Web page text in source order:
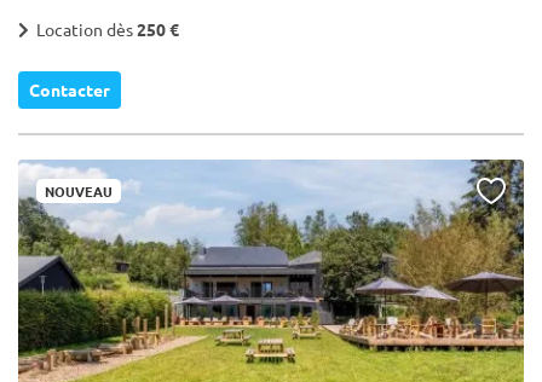
Location dès250 €
Contacter
NOUVEAU